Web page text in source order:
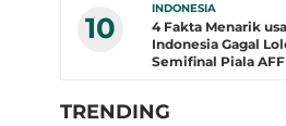
10
INDONESIA
4 Fakta Menarik
Indonesia Gagal
Semifinal Piala
TRENDING